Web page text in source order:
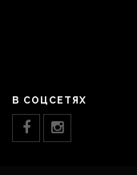
В СОЦСЕТЯХ